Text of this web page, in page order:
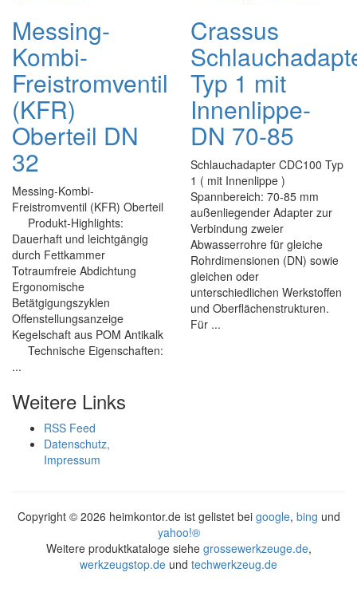
Messing-
Kombi-
Freistromventil
(KFR)
Oberteil DN
32
Messing-Kombi-
Freistromventil (KFR) Oberteil
Produkt-Highlights:
Dauerhaft und leichtgängig
durch Fettkammer
Totraumfreie Abdichtung
Ergonomische
Betätgigungszyklen
Offenstellungsanzeige
Kegelschaft aus POM Antikalk
Technische Eigenschaften:
...
Crassus
Typ 1 mit
Innenlippe-
DN 70-85
Schlauchadapter CDC100 Typ
1 ( mit Innenlippe )
Spannbereich: 70-85 mm
außenliegender Adapter zur
Verbindung zweier
Abwasserrohre für gleiche
Rohrdimensionen (DN) sowie
gleichen oder
unterschiedlichen Werkstoffen
und Oberflächenstrukturen.
Für ...
Weitere Links
RSS Feed
Datenschutz,
Impressum
Copyright © 2026 heimkontor.de ist gelistet bei google, bing und
yahoo!®
Weitere produktkataloge siehe grossewerkzeuge.de,
werkzeugstop.de und techwerkzeug.de